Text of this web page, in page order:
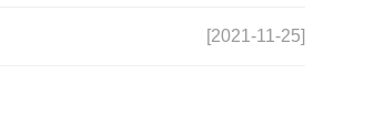
[2021-11-25]